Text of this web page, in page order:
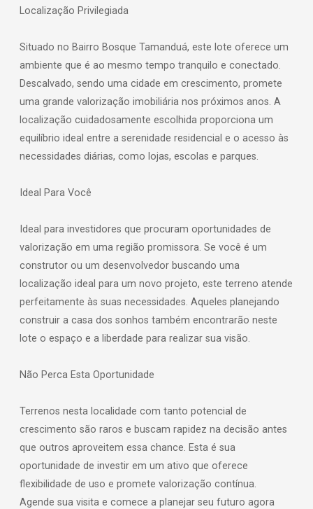
Localização Privilegiada
Situado no Bairro Bosque Tamanduá, este lote oferece um
ambiente que é ao mesmo tempo tranquilo e conectado.
Descalvado, sendo uma cidade em crescimento, promete
uma grande valorização imobiliária nos próximos anos. A
localização cuidadosamente escolhida proporciona um
equilíbrio ideal entre a serenidade residencial e o acesso às
necessidades diárias, como lojas, escolas e parques.
Ideal Para Você
Ideal para investidores que procuram oportunidades de
valorização em uma região promissora. Se você é um
construtor ou um desenvolvedor buscando uma
localização ideal para um novo projeto, este terreno atende
perfeitamente às suas necessidades. Aqueles planejando
construir a casa dos sonhos também encontrarão neste
lote o espaço e a liberdade para realizar sua visão.
Não Perca Esta Oportunidade
Terrenos nesta localidade com tanto potencial de
crescimento são raros e buscam rapidez na decisão antes
que outros aproveitem essa chance. Esta é sua
oportunidade de investir em um ativo que oferece
flexibilidade de uso e promete valorização contínua.
Agende sua visita e comece a planejar seu futuro agora